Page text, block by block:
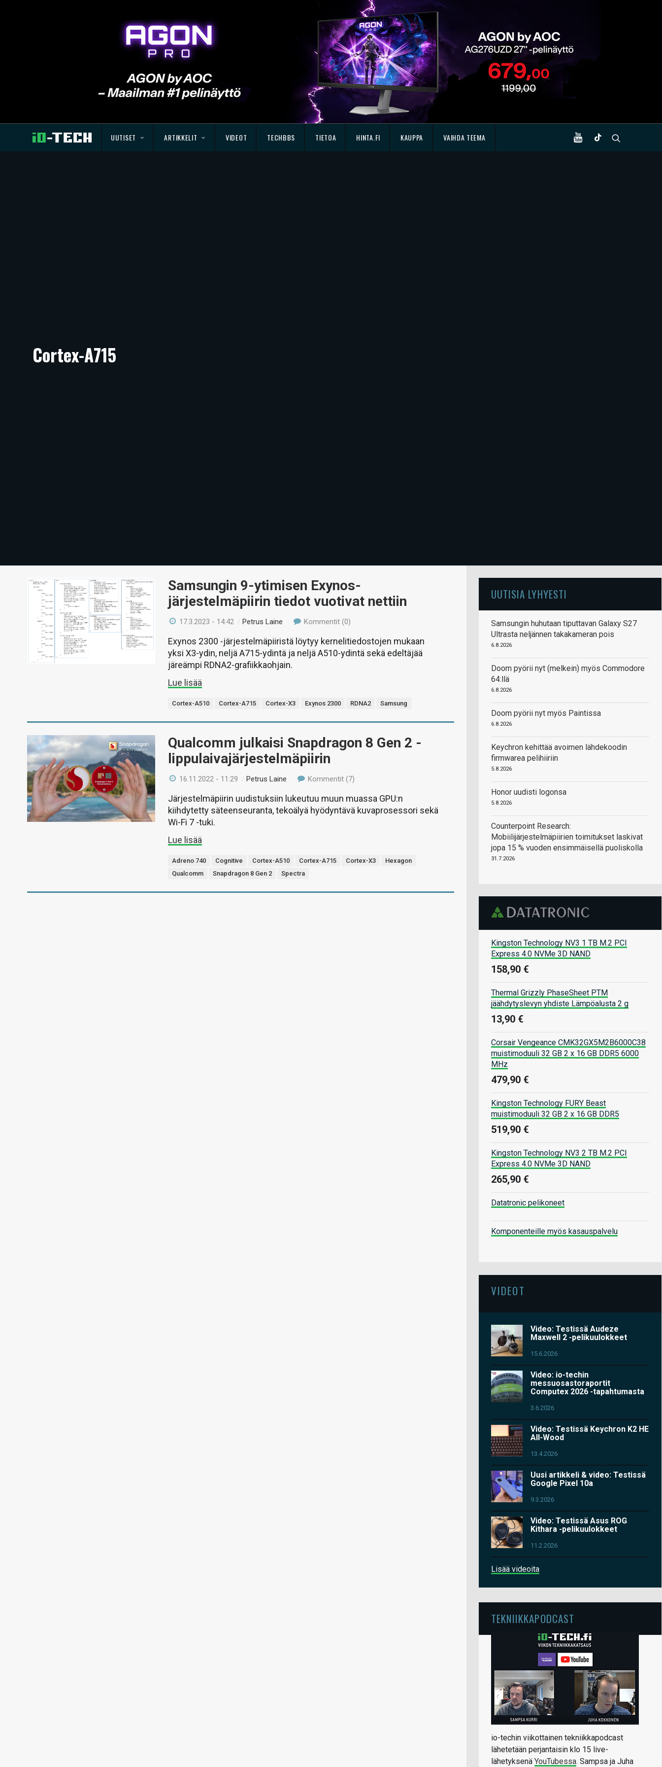
UUTISET ARTIKKELIT VIDEOT TECHBBS TIETOA HINTA.FI KAUPPA VAIHDA TEEMA
Cortex-A715
Samsungin 9-ytimisen Exynos-
järjestelmäpiirin tiedot vuotivat nettiin
17.3.2023 - 14:42 /Petrus Laine Kommentit (0)
Exynos 2300 -järjestelmäpiiristä löytyy kernelitiedostojen mukaan
yksi X3-ydin, neljä A715-ydintä ja neljä A510-ydintä sekä edeltäjää
järeämpi RDNA2-grafiikkaohjain.
Lue lisää
Cortex-A510 Cortex-A715 Cortex-X3 Exynos 2300 RDNA2 Samsung
Qualcomm julkaisi Snapdragon 8 Gen 2 -
lippulaivajärjestelmäpiirin
16.11.2022 - 11:29 /Petrus Laine Kommentit (7)
Järjestelmäpiirin uudistuksiin lukeutuu muun muassa GPU:n
kiihdytetty säteenseuranta, tekoälyä hyödyntävä kuvaprosessori sekä
Wi-Fi 7 -tuki.
Lue lisää
Adreno 740 Cognitive Cortex-A510 Cortex-A715 Cortex-X3
Hexagon
Qualcomm
Snapdragon 8 Gen 2 Spectra
UUTISIA LYHYESTI
Samsungin huhutaan tiputtavan Galaxy S27
Ultrasta neljännen takakameran pois
6.8.2026
Doom pyörii nyt (melkein) myös Commodore
64:llä
6.8.2026
Doom pyörii nyt myös Paintissa
6.8.2026
Keychron kehittää avoimen lähdekoodin
firmwarea pelihiiriin
5.8.2026
Honor uudisti logonsa
5.8.2026
Counterpoint Research:
Mobiilijärjestelmäpiirien toimitukset laskivat
jopa 15 % vuoden ensimmäisellä puoliskolla
31.7.2026
Kingston Technology NV3 1 TB M.2 PCI
Express 4.0 NVMe 3D NAND
158,90 €
Thermal Grizzly PhaseSheet PTM
jäähdytyslevyn yhdiste Lämpöalusta 2 g
13,90 €
Corsair Vengeance CMK32GX5M2B6000C38
muistimoduuli 32 GB 2 x 16 GB DDR5 6000
MHz
479,90 €
Kingston Technology FURY Beast
muistimoduuli 32 GB 2 x 16 GB DDR5
519,90 €
Kingston Technology NV3 2 TB M.2 PCI
Express 4.0 NVMe 3D NAND
265,90 €
Datatronic pelikoneet
Komponenteille myös kasauspalvelu
VIDEOT
Video: Testissä Audeze
Maxwell 2 -pelikuulokkeet
15.6.2026
Video: io-techin
messuosastoraportit
Computex 2026 -tapahtumasta
3.6.2026
Video: Testissä Keychron K2 HE
All-Wood
13.4.2026
Uusi artikkeli & video: Testissä
Google Pixel 10a
9.3.2026
Video: Testissä Asus ROG
Kithara -pelikuulokkeet
11.2.2026
Lisää videoita
TEKNIIKKAPODCAST
io-techin viikottainen tekniikkapodcast
lähetetään perjantaisin klo 15 live-
lähetyksenä YouTubessa. Sampsa ja Juha